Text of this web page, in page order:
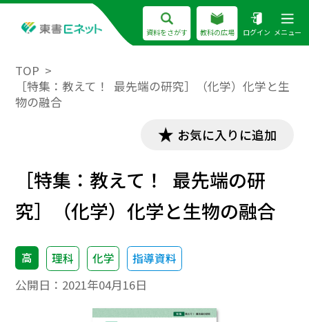
資料をさがす 教科の広場 ログイン メニュー
TOP
［特集：教えて！ 最先端の研究］（化学）化学と生
物の融合
お気に入りに追加
［特集：教えて！ 最先端の研
究］（化学）化学と生物の融合
高 理科 化学 指導資料
公開日： 2021年04月16日